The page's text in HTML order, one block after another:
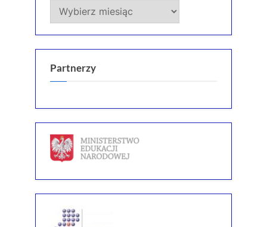
Archiwum
Partnerzy